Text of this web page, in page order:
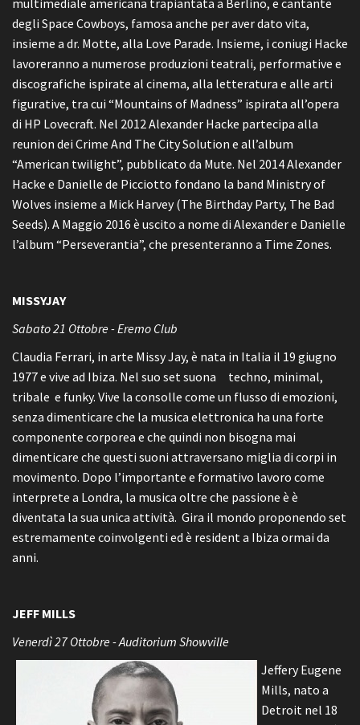
multimediale americana trapiantata a Berlino, e cantante
degli Space Cowboys, famosa anche per aver dato vita,
insieme a dr. Motte, alla Love Parade. Insieme, i coniugi Hacke
lavoreranno a numerose produzioni teatrali, performative e
discografiche ispirate al cinema, alla letteratura e alle arti
figurative, tra cui “Mountains of Madness” ispirata all’opera
di HP Lovecraft. Nel 2012 Alexander Hacke partecipa alla
reunion dei Crime And The City Solution e all’album
“American twilight”, pubblicato da Mute. Nel 2014 Alexander
Hacke e Danielle de Picciotto fondano la band Ministry of
Wolves insieme a Mick Harvey (The Birthday Party, The Bad
Seeds). A Maggio 2016 è uscito a nome di Alexander e Danielle
l’album “Perseverantia”, che presenteranno a Time Zones.
MISSYJAY
Sabato 21 Ottobre - Eremo Club
Claudia Ferrari, in arte Missy Jay, è nata in Italia il 19 giugno
1977 e vive ad Ibiza. Nel suo set suona techno, minimal,
tribale e funky. Vive la consolle come un flusso di emozioni,
senza dimenticare che la musica elettronica ha una forte
componente corporea e che quindi non bisogna mai
dimenticare che questi suoni attraversano miglia di corpi in
movimento. Dopo l’importante e formativo lavoro come
interprete a Londra, la musica oltre che passione è è
diventata la sua unica attività. Gira il mondo proponendo set
estremamente coinvolgenti ed è resident a Ibiza ormai da
anni.
JEFF MILLS
Venerdì 27 Ottobre - Auditorium Showville
Jeffery Eugene
Mills, nato a
Detroit nel 18